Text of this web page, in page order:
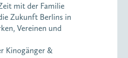
mit der Familie
Zukunft Berlins in
Vereinen und
Kinogänger &